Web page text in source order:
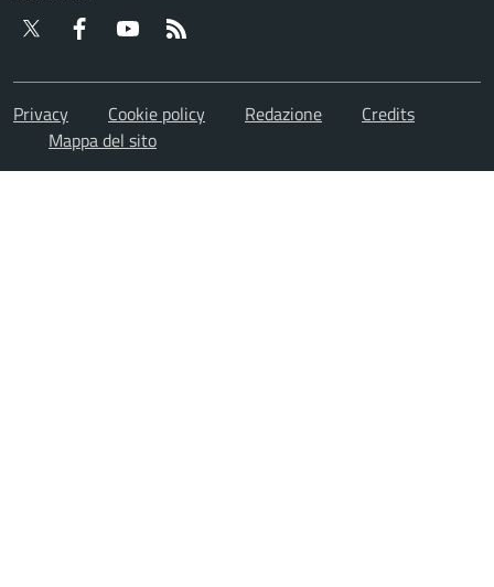
Twitter Facebook YouTube
Privacy Cookie policy Redazione
Credits
Mappa del sito